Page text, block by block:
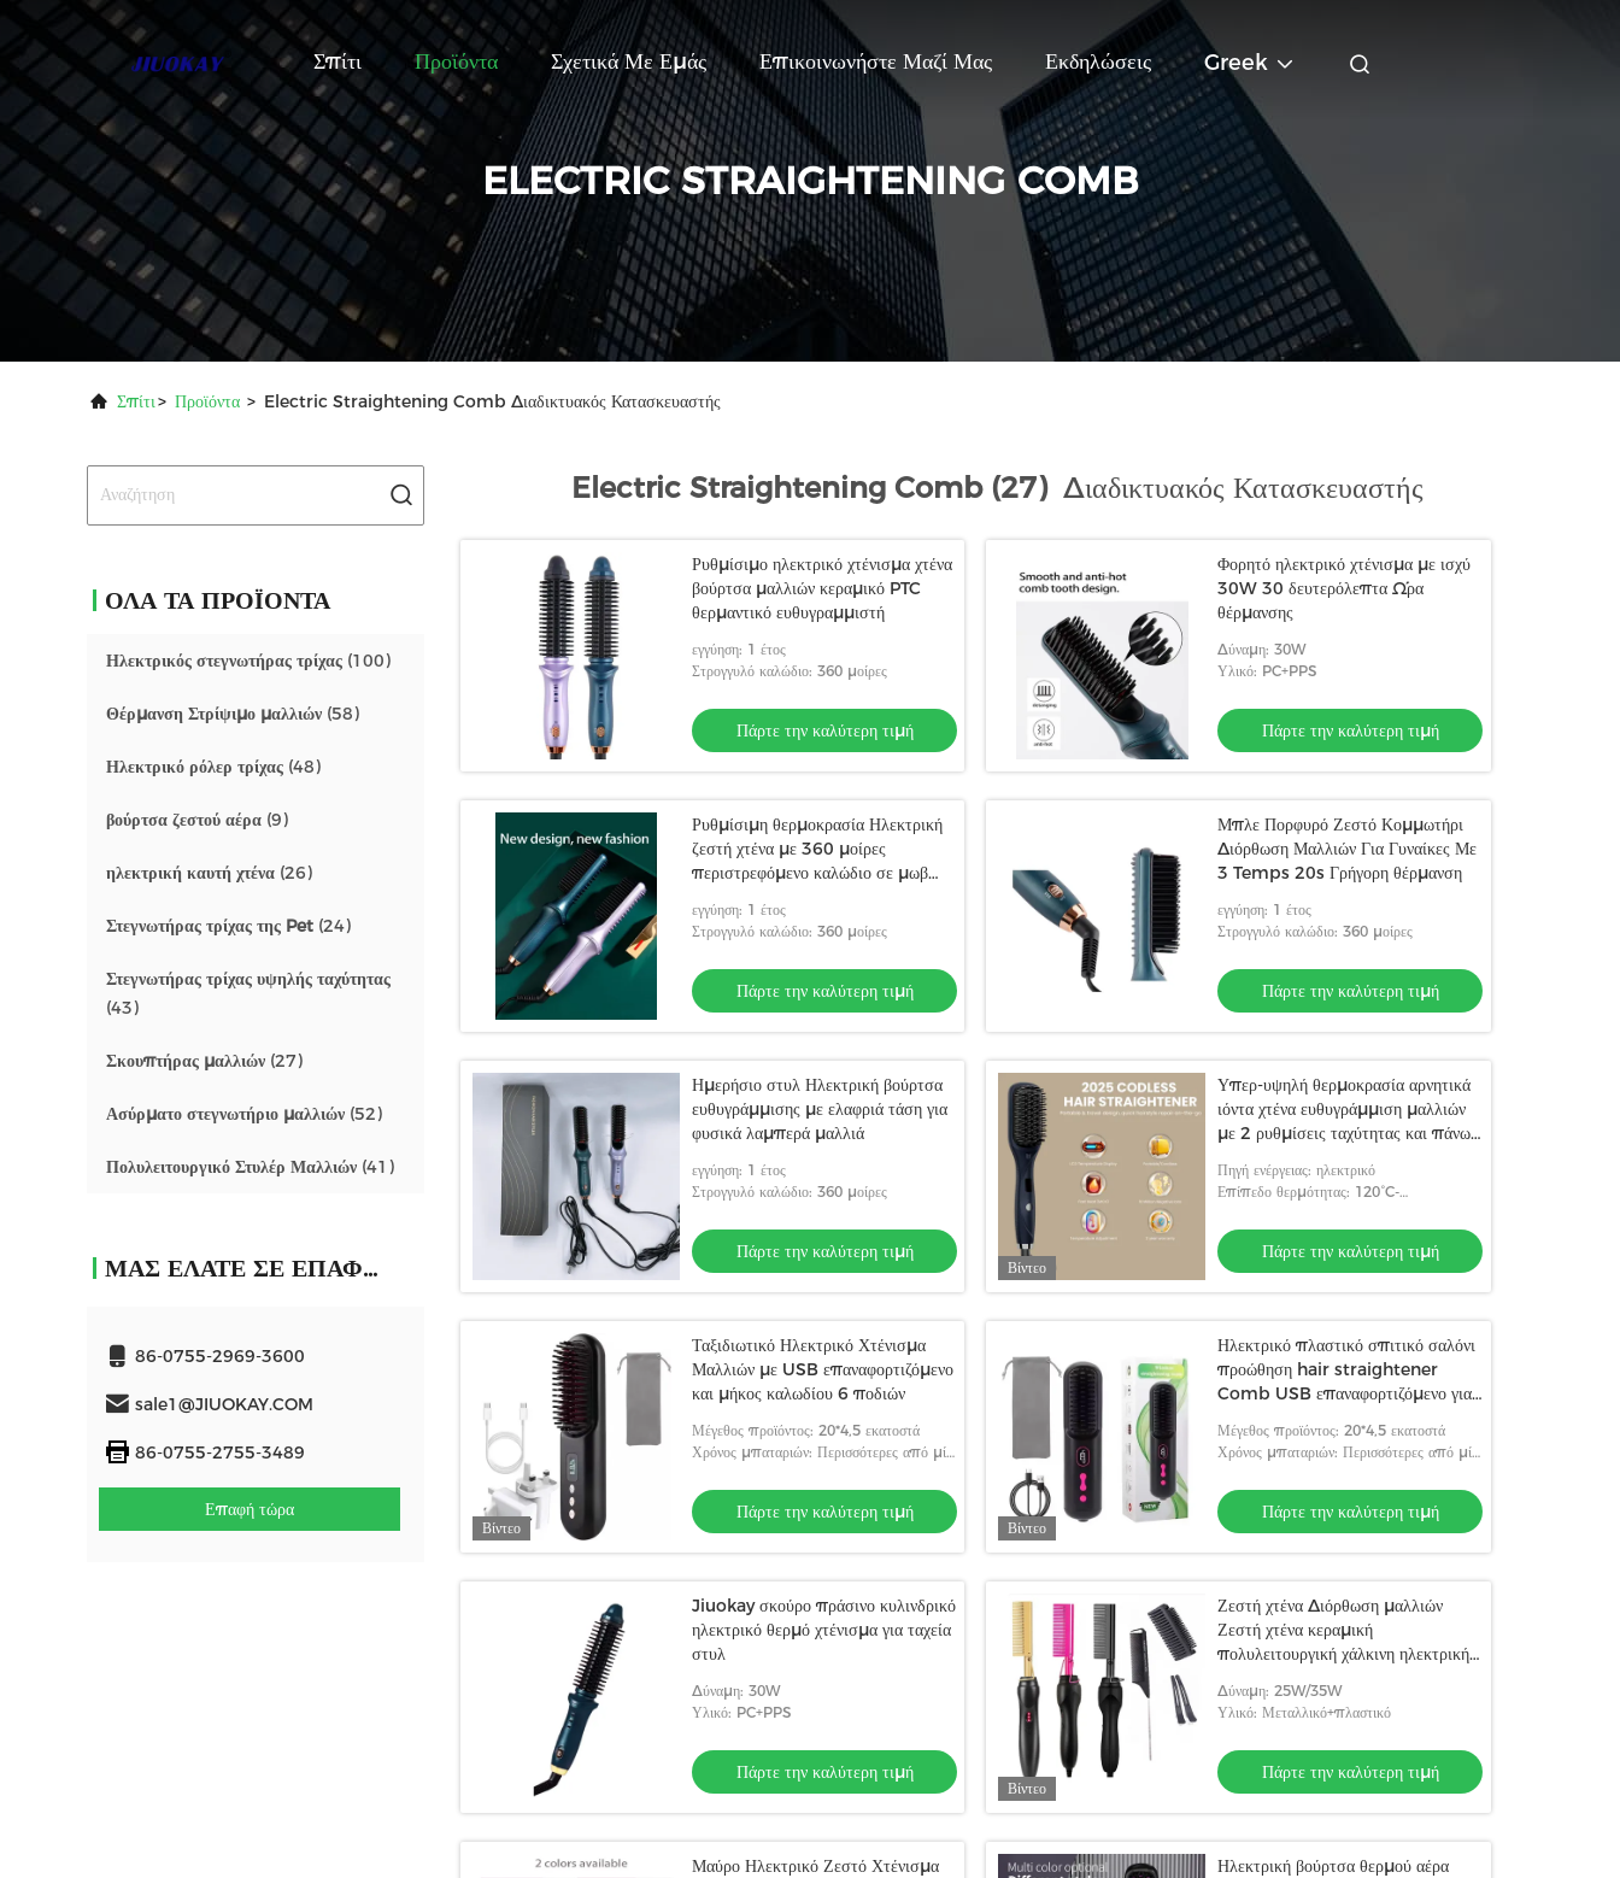
Σπίτι Προϊόντα Σχετικά Με Εμάς Επικοινωνήστε Μαζί Μας Εκδηλώσεις Greek
ELECTRIC STRAIGHTENING COMB
Σπίτι> Προϊόντα > Electric Straightening Comb Διαδικτυακός Κατασκευαστής
ΌΛΑ ΤΑ ΠΡΟΪΌΝΤΑ
Ηλεκτρικός στεγνωτήρας τρίχας (100)
Θέρμανση Στρίψιμο μαλλιών (58)
Ηλεκτρικό ρόλερ τρίχας (48)
βούρτσα ζεστού αέρα (9)
ηλεκτρική καυτή χτένα (26)
Στεγνωτήρας τρίχας της Pet (24)
Στεγνωτήρας τρίχας υψηλής ταχύτητας
(43)
Σκουπτήρας μαλλιών (27)
Ασύρματο στεγνωτήριο μαλλιών (52)
Πολυλειτουργικό Στυλέρ Μαλλιών (41)
ΜΑΣ ΕΛΆΤΕ ΣΕ ΕΠΑΦΉ ΜΕ
86-0755-2969-3600
sale1@JIUOKAY.COM
86-0755-2755-3489
Επαφή τώρα
Electric Straightening Comb (27) Διαδικτυακός Κατασκευαστής
Ρυθμίσιμο ηλεκτρικό χτένισμα χτένα
βούρτσα μαλλιών κεραμικό PTC
θερμαντικό ευθυγραμμιστή
εγγύηση: 1 έτος
Στρογγυλό καλώδιο: 360 μοίρες
Πάρτε την καλύτερη τιμή
Φορητό ηλεκτρικό χτένισμα με ισχύ
30W 30 δευτερόλεπτα Ώρα
θέρμανσης
Δύναμη: 30W
Υλικό: PC+PPS
Πάρτε την καλύτερη τιμή
Ρυθμίσιμη θερμοκρασία Ηλεκτρική
ζεστή χτένα με 360 μοίρες
περιστρεφόμενο καλώδιο σε μωβ
εγγύηση: 1 έτος
Στρογγυλό καλώδιο: 360 μοίρες
Πάρτε την καλύτερη τιμή
Μπλε Πορφυρό Ζεστό Κομμωτήρι
Διόρθωση Μαλλιών Για Γυναίκες Με
3 Temps 20s Γρήγορη θέρμανση
εγγύηση: 1 έτος
Στρογγυλό καλώδιο: 360 μοίρες
Πάρτε την καλύτερη τιμή
Ημερήσιο στυλ Ηλεκτρική βούρτσα
ευθυγράμμισης με ελαφριά τάση για
φυσικά λαμπερά μαλλιά
εγγύηση: 1 έτος
Στρογγυλό καλώδιο: 360 μοίρες
Πάρτε την καλύτερη τιμή
Βίντεο
Υπερ-υψηλή θερμοκρασία αρνητικά
ιόντα χτένα ευθυγράμμιση μαλλιών
με 2 ρυθμίσεις ταχύτητας και πάνω
Πηγή ενέργειας: ηλεκτρικό
Επίπεδο θερμότητας: 120°C-
Πάρτε την καλύτερη τιμή
Βίντεο
Ταξιδιωτικό Ηλεκτρικό Χτένισμα
Μαλλιών με USB επαναφορτιζόμενο
και μήκος καλωδίου 6 ποδιών
Μέγεθος προϊόντος: 20*4,5 εκατοστά
Χρόνος μπαταριών: Περισσότερες από μία
Πάρτε την καλύτερη τιμή
Βίντεο
Ηλεκτρικό πλαστικό σπιτικό σαλόνι
προώθηση hair straightener
Comb USB επαναφορτιζόμενο για
Μέγεθος προϊόντος: 20*4,5 εκατοστά
Χρόνος μπαταριών: Περισσότερες από μία
Πάρτε την καλύτερη τιμή
Jiuokay σκούρο πράσινο κυλινδρικό
ηλεκτρικό θερμό χτένισμα για ταχεία
στυλ
Δύναμη: 30W
Υλικό: PC+PPS
Πάρτε την καλύτερη τιμή
Βίντεο
Ζεστή χτένα Διόρθωση μαλλιών
Ζεστή χτένα κεραμική
πολυλειτουργική χάλκινη ηλεκτρική
Δύναμη: 25W/35W
Υλικό: Μεταλλικό+πλαστικό
Πάρτε την καλύτερη τιμή
Μαύρο Ηλεκτρικό Ζεστό Χτένισμα
Ηλεκτρική βούρτσα θερμού αέρα